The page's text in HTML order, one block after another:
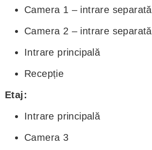
Camera 1 – intrare separată
Camera 2 – intrare separată
Intrare principală
Recepție
Etaj:
Intrare principală
Camera 3